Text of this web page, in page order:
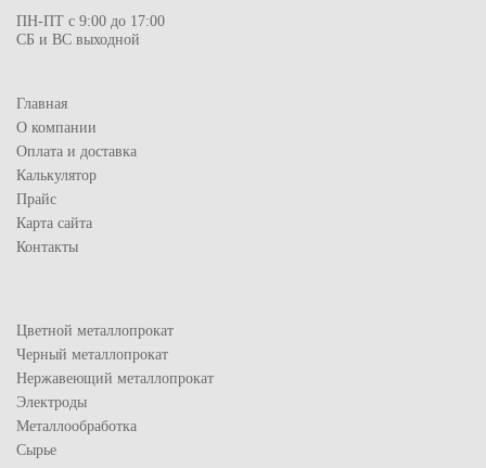
ПН-ПТ с 9:00 до 17:00
СБ и ВС выходной
Главная
О компании
Оплата и доставка
Калькулятор
Прайс
Карта сайта
Контакты
Цветной металлопрокат
Черный металлопрокат
Нержавеющий металлопрокат
Электроды
Металлообработка
Сырье